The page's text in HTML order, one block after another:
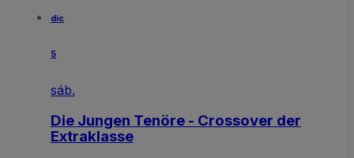
dic
5
sáb.
Die Jungen Tenöre - Crossover der
Extraklasse